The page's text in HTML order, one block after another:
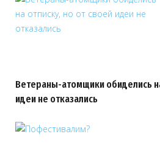
Ветераны-атомщики обиделись
идеи не отказались